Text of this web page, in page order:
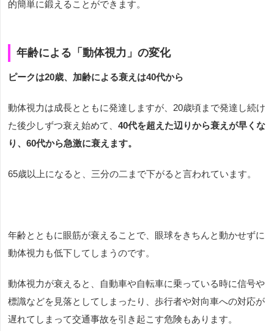
的簡単に鍛えることができます。
年齢による「動体視力」の変化
ピークは20歳、加齢による衰えは40代から
動体視力は成長とともに発達しますが、 20歳頃まで発達し続け
た後少しずつ衰え始めて、 40代を超えた辺りから衰えが早くな
り、 60代から急激に衰えます。
65歳以上になると、三分の二まで下がると言われています。
年齢とともに眼筋が衰えることで、眼球をきちんと動かせずに
動体視力も低下してしまうのです。
動体視力が衰えると、自動車や自転車に乗っている時に信号や
標識などを見落としてしまったり、歩行者や対向車への対応が
遅れてしまって交通事故を引き起こす危険もあります。